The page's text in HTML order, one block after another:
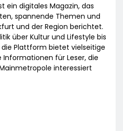
ein digitales Magazin, das
spannende Themen und
und der Region berichtet.
über Kultur und Lifestyle bis
die Plattform bietet vielseitige
Informationen für Leser, die
interessiert